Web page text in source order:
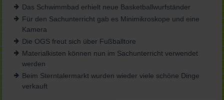
Das Schwimmbad erhielt neue Basketballwurfständer
Für den Sachunterricht gab es Minimikroskope und eine
Kamera
Die OGS freut sich über Fußballtore
Materialkisten können nun im Sachunterricht verwendet
werden
Beim Sterntalermarkt wurden wieder viele schöne Dinge
verkauft